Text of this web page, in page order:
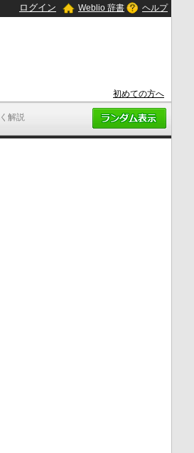
解説
ログイン Weblio 辞書 ヘルプ
初めての方へ